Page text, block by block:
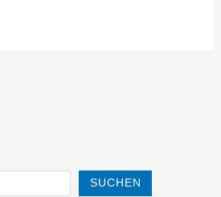
SUCHEN